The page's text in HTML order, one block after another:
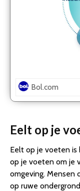
Bol.com
Eelt op je
Eelt op je voeten is
op je voeten om je
omgeving. Mensen
op ruwe